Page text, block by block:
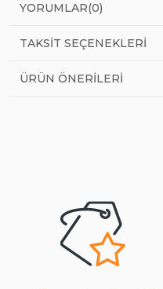
YORUMLAR(0)
TAKSIT SEÇENEKLERI
ÜRÜN ÖNERILERI